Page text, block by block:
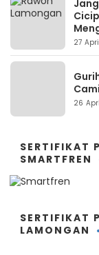
27
26
SERTIFIKAT
SMARTFREN
SERTIFIKAT
LAMONGAN